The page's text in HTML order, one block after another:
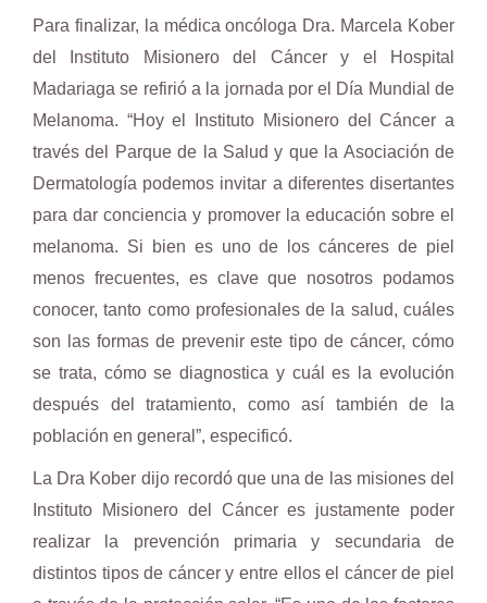
Para finalizar, la médica oncóloga Dra. Marcela Kober
del Instituto Misionero del Cáncer y el Hospital
Madariaga se refirió a la jornada por el Día Mundial de
Melanoma. “Hoy el Instituto Misionero del Cáncer a
través del Parque de la Salud y que la Asociación de
Dermatología podemos invitar a diferentes disertantes
para dar conciencia y promover la educación sobre el
melanoma. Si bien es uno de los cánceres de piel
menos frecuentes, es clave que nosotros podamos
conocer, tanto como profesionales de la salud, cuáles
son las formas de prevenir este tipo de cáncer, cómo
se trata, cómo se diagnostica y cuál es la evolución
después del tratamiento, como así también de la
población en general”, especificó.
La Dra Kober dijo recordó que una de las misiones del
Instituto Misionero del Cáncer es justamente poder
realizar la prevención primaria y secundaria de
distintos tipos de cáncer y entre ellos el cáncer de piel